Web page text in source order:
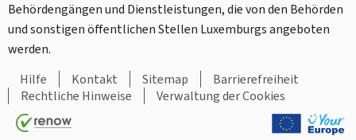
Behördengängen und Dienstleistungen, die von den Behörden
und sonstigen öffentlichen Stellen Luxemburgs angeboten
werden.
Hilfe
Kontakt Sitemap
Barrierefreiheit
Rechtliche Hinweise
Verwaltung der Cookies